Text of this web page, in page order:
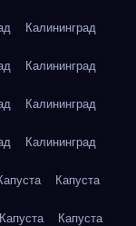
Калининград
Калининград
Калининград
Калининград
Капуста
Капуста Капуста